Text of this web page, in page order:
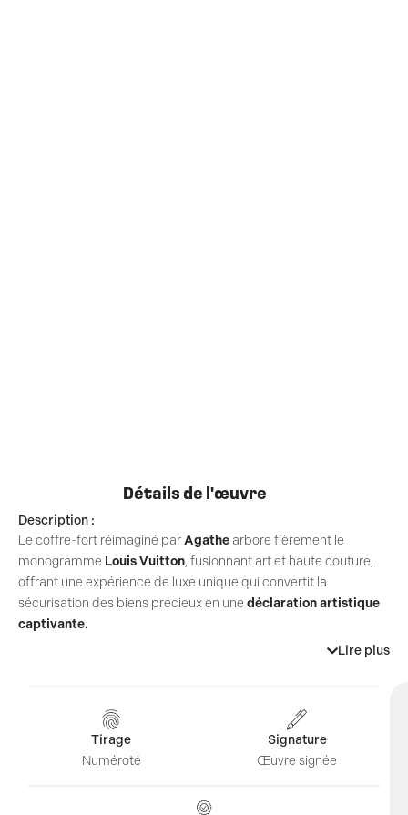
Détails de l'œuvre
Description :
Le coffre-fort réimaginé parAgathe arbore fièrement le
monogramme Louis Vuitton, fusionnant art et haute couture,
offrant une expérience de luxe unique qui convertit la
sécurisation des biens précieux en une déclaration artistique
captivante.
créations d’art hautement désirables. Agathe n’est pas une
artiste ordinaire ; elle est une visionnaire qui redéfinit l’art en
investissant des espaces inattendus comme des
, en les parant de
Lire plus
Tirage
Numéroté
Signature
Œuvre signée